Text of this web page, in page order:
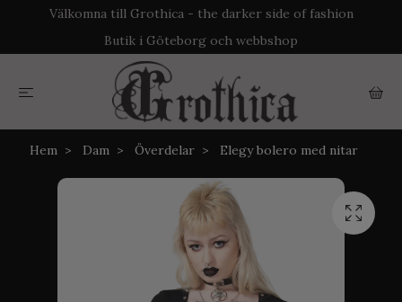
Välkomna till Grothica - the darker side of fashion
Butik i Göteborg och webbshop
Hem Dam Överdelar Elegy bolero med nitar